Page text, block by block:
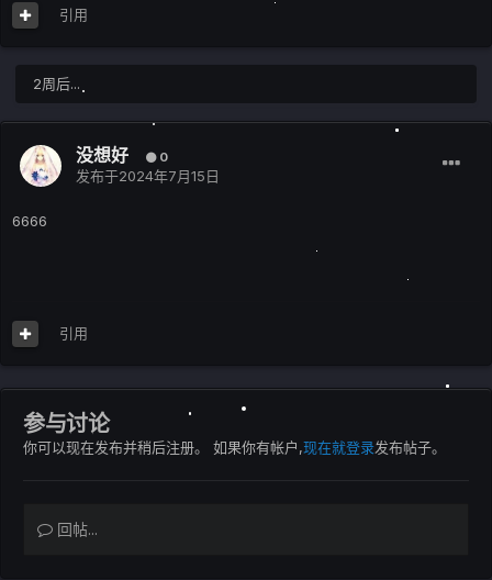
引用
2周后...
没想好 0
发布于2024年7月15日
6666
引用
参与讨论
你可以现在发布并稍后注册。 如果你有帐户,现在就登录发布帖子。
回帖...